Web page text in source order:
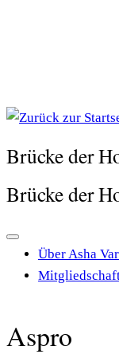
Brücke der
Brücke der
Über Asha
Aspro